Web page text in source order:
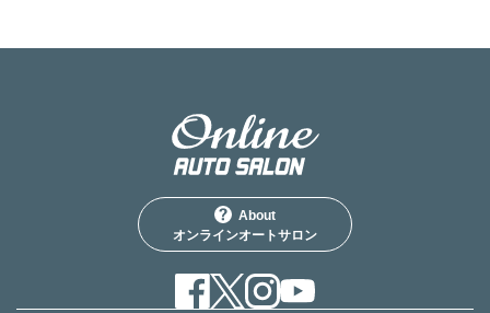
About
オンラインオートサロン